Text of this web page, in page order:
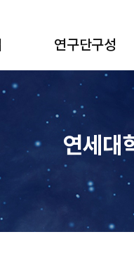
연구단구성
연세대